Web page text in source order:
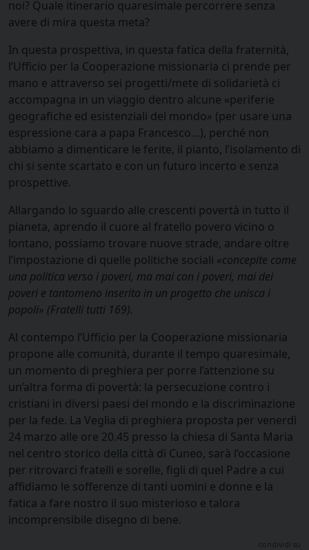
noi? Quale itinerario quaresimale percorrere senza
avere di mira questa meta?
In questa prospettiva, in questa fatica della fraternità,
l’Ufficio per la Cooperazione missionaria ci prende per
mano e attraverso sei progetti/mete di solidarietà ci
accompagna in un viaggio dentro alcune «periferie
geografiche ed esistenziali del mondo» (per usare una
espressione cara a papa Francesco…), perché non
abbiamo a dimenticare le ferite, il pianto, l’isolamento di
chi si sente scartato e con un futuro incerto e senza
prospettive.
Allargando lo sguardo alle crescenti povertà in tutto il
pianeta, aprendo il cuore al fratello povero vicino o
lontano, possiamo trovare nuove strade, andare oltre
l’impostazione di quelle politiche sociali «concepite come
una politica verso i poveri, ma mai con i poveri, mai dei
poveri e tantomeno inserita in un progetto che unisca i
popoli» (Fratelli tutti 169).
Al contempo l’Ufficio per la Cooperazione missionaria
propone alle comunità, durante il tempo quaresimale,
un momento di preghiera per porre l’attenzione su
un’altra forma di povertà: la persecuzione contro i
cristiani in diversi paesi del mondo e la discriminazione
per la fede. La Veglia di preghiera proposta per venerdì
24 marzo alle ore 20.45 presso la chiesa di Santa Maria
nel centro storico della città di Cuneo, sarà l’occasione
per ritrovarci fratelli e sorelle, figli di quel Padre a cui
affidiamo le sofferenze di tanti uomini e donne e la
fatica a fare nostro il suo misterioso e talora
incomprensibile disegno di bene.
condividi su